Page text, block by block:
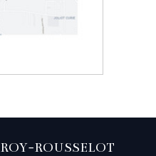
ROUSSELOT